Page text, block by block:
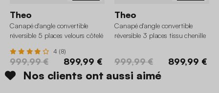
Theo
Canapé d'angle convertible
réversible 5 places velours côtelé
4 (8)
999,99 € 899,99 €
Theo
Canapé d'angle convertible
réversible 3 places tissu chenille
999,99 € 899,99 €
Nos clients ont aussi aimé